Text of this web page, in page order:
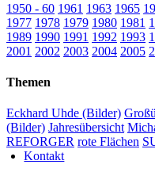
1950 - 60 1961 1963 1965
1977 1978 1979 1980 1981
1989 1990 1991 1992 1993
2001 2002 2003 2004 2005
Themen
Eckhard Uhde (Bilder)
(Bilder) Jahresübersicht
REFORGER rote Flächen
Kontakt